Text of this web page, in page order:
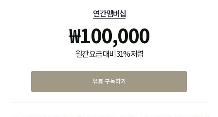
연간 멤버십
₩100,000
월간 요금 대비 31% 저렴
유료 구독하기